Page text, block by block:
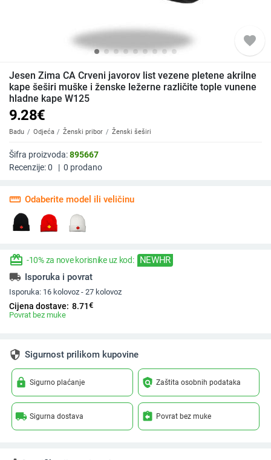
favorite
Jesen Zima CA Crveni javorov list vezene pletene akrilne
kape šeširi muške i ženske ležerne različite tople vunene
hladne kape W125
9.28€
Badu Odjeća Ženski pribor Ženski šeširi
Šifra proizvoda:895667
Recenzije:0 | 0 prodano
straighten Odaberite model ili veličinu
redeem -10% za nove korisnike uz kod: NEWHR
local_shipping Isporuka i povrat
Isporuka: 16 kolovoz - 27 kolovoz
Cijena dostave: 8.71€
Povrat bez muke
security Sigurnost prilikom kupovine
lock Sigurno plaćanje policy Zaštita osobnih podataka
local_shipping Sigurna dostava assignment_return Povrat bez muke